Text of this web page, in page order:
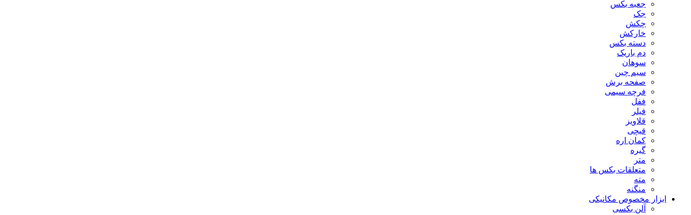
جعبه بکس
جک
چکش
خارکش
دسته بکس
دم باریک
سوهان
سیم چین
صفحه برش
فرچه سیمی
ففل
فیلر
قلاویز
قیچی
کمان اره
گیره
متر
متعلقات بکس ها
مته
منگنه
ابزار مخصوص مکانیکی
آلن بکسی